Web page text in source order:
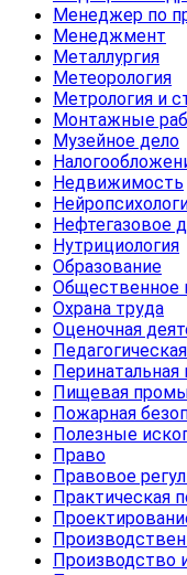
Менеджер по
Менеджмент
Металлургия
Метеорология
Метрология и
Монтажные
Музейное дело
Недвижимость
Нефтегазовое
Нутрициология
Образование
Общественное
Охрана труда
Оценочная
Перинатальная
Пищевая
Пожарная
Полезные
Право
Правовое
Практическая
Производство